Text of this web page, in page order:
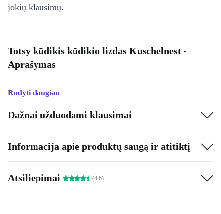
jokių klausimų.
Totsy kūdikis kūdikio lizdas Kuschelnest -
Aprašymas
Rodyti daugiau
Dažnai užduodami klausimai
Informacija apie produktų saugą ir atitiktį
Atsiliepimai (4.6)